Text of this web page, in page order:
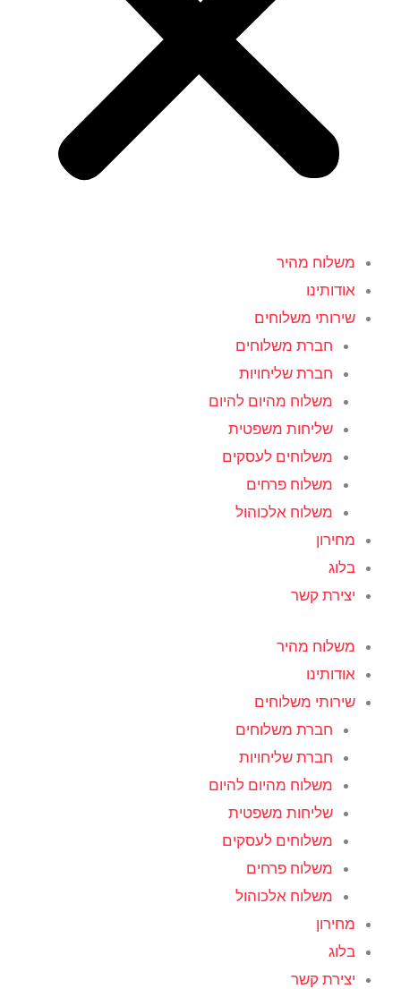
משלוח מהיר
אודותינו
שירותי משלוחים
חברת משלוחים
חברת שליחויות
משלוח מהיום להיום
שליחות משפטית
משלוחים לעסקים
משלוח פרחים
משלוח אלכוהול
מחירון
בלוג
יצירת קשר
משלוח מהיר
אודותינו
שירותי משלוחים
חברת משלוחים
חברת שליחויות
משלוח מהיום להיום
שליחות משפטית
משלוחים לעסקים
משלוח פרחים
משלוח אלכוהול
מחירון
בלוג
יצירת קשר